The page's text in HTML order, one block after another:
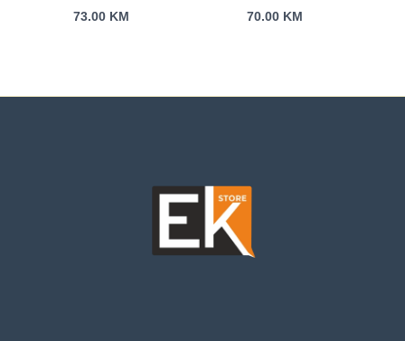
2.4 GHz + 1300
2× G LAN Ports, 1×
73.00 KM
IdeaPad, IdeaPad
70.00 KM